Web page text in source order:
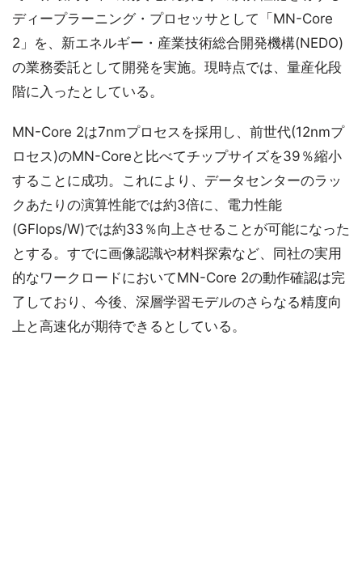
ディープラーニング・プロセッサとして「MN-Core
2」を、新エネルギー・産業技術総合開発機構(NEDO)
の業務委託として開発を実施。現時点では、量産化段
階に入ったとしている。
MN-Core 2は7nmプロセスを採用し、前世代(12nmプ
ロセス)のMN-Coreと比べてチップサイズを39％縮小
することに成功。これにより、データセンターのラッ
クあたりの演算性能では約3倍に、電力性能
(GFlops/W)では約33％向上させることが可能になった
とする。すでに画像認識や材料探索など、同社の実用
的なワークロードにおいてMN-Core 2の動作確認は完
了しており、今後、深層学習モデルのさらなる精度向
上と高速化が期待できるとしている。